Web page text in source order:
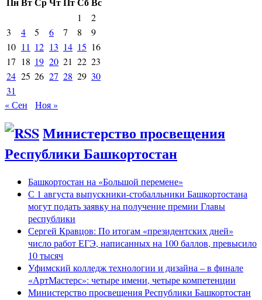
1
2
3
4 5 6 7 8
9
10 11 12 13 14 15 16
17 18 19 20 21 22 23
24 25 26 27 28 29 30
31
« Сен
Ноя »
Министерство просвещения
Республики Башкортостан
Башкортостан на «Большой перемене»
С 1 августа выпускники-стобалльники Башкортостана
могут подать заявку на получение премии Главы
республики
Сергей Кравцов: По итогам «президентских дней»
число работ ЕГЭ, написанных на 100 баллов, превысило
10 тысяч
Уфимский колледж технологии и дизайна – в финале
«АртМастерс»: четыре имени, четыре компетенции
Министерство просвещения Республики Башкортостан